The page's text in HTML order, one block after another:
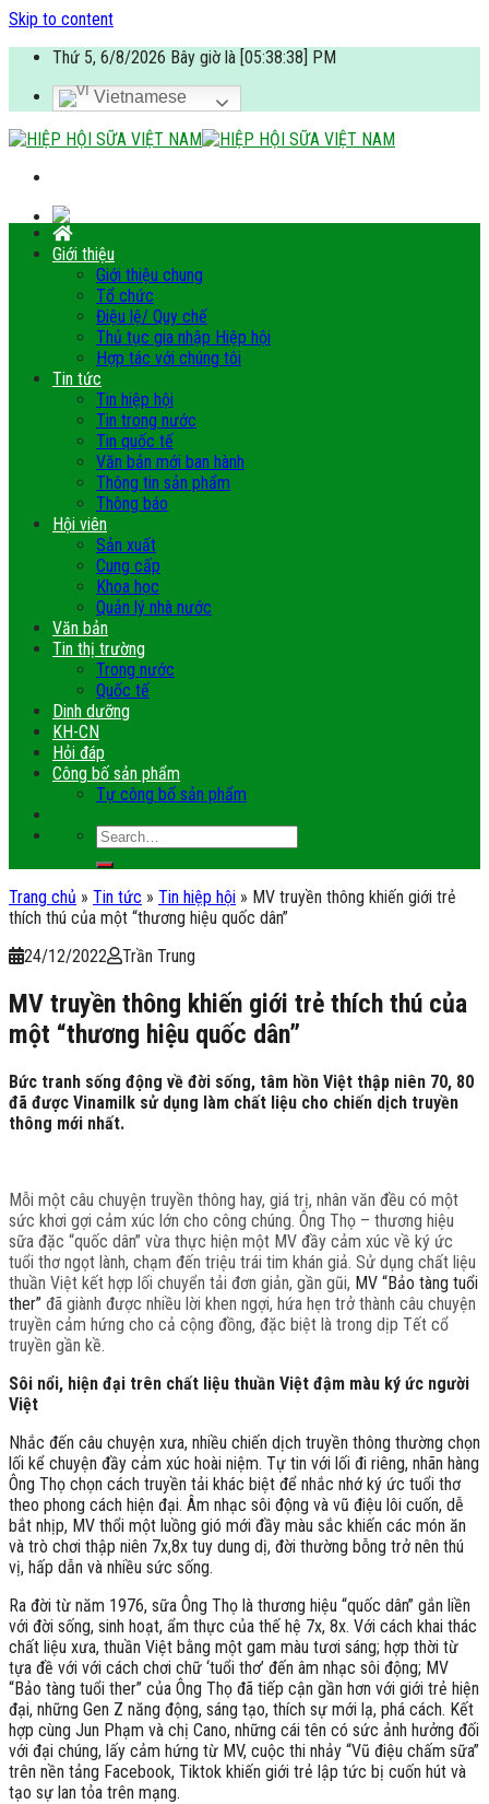
Skip to content
Thứ 5, 6/8/2026 Bây giờ là [05:38:38] PM
Vietnamese
Giới thiệu
Giới thiệu chung
Tổ chức
Điệu lệ/ Quy chế
Thủ tục gia nhập Hiệp hội
Hợp tác với chúng tôi
Tin tức
Tin hiệp hội
Tin trong nước
Tin quốc tế
Văn bản mới ban hành
Thông tin sản phẩm
Thông báo
Hội viên
Sản xuất
Cung cấp
Khoa học
Quản lý nhà nước
Văn bản
Tin thị trường
Trong nước
Quốc tế
Dinh dưỡng
KH-CN
Hỏi đáp
Công bố sản phẩm
Tự công bố sản phẩm
Trang chủ » Tin tức » Tin hiệp hội » MV truyền thông khiến giới trẻ
thích thú của một “thương hiệu quốc dân”
24/12/2022
Trần Trung
MV truyền thông khiến giới trẻ thích thú của
một “thương hiệu quốc dân”
Bức tranh sống động về đời sống, tâm hồn Việt thập niên 70, 80
đã được Vinamilk sử dụng làm chất liệu cho chiến dịch truyền
thông mới nhất.
Mỗi một câu chuyện truyền thông hay, giá trị, nhân văn đều có một
sức khơi gợi cảm xúc lớn cho công chúng. Ông Thọ – thương hiệu
sữa đặc “quốc dân” vừa thực hiện một MV đầy cảm xúc về ký ức
tuổi thơ ngọt lành, chạm đến triệu trái tim khán giả. Sử dụng chất liệu
thuần Việt kết hợp lối chuyển tải đơn giản, gần gũi, MV “Bảo tàng tuổi
ther” đã giành được nhiều lời khen ngợi, hứa hẹn trở thành câu chuyện
truyền cảm hứng cho cả cộng đồng, đặc biệt là trong dịp Tết cổ
truyền gần kề.
Sôi nổi, hiện đại trên chất liệu thuần Việt đậm màu ký ức người
Việt
Nhắc đến câu chuyện xưa, nhiều chiến dịch truyền thông thường chọn
lối kể chuyện đầy cảm xúc hoài niệm. Tự tin với lối đi riêng, nhãn hàng
Ông Thọ chọn cách truyền tải khác biệt để nhắc nhớ ký ức tuổi thơ
theo phong cách hiện đại. Âm nhạc sôi động và vũ điệu lôi cuốn, dễ
bắt nhịp, MV thổi một luồng gió mới đầy màu sắc khiến các món ăn
và trò chơi thập niên 7x,8x tuy dung dị, đời thường bỗng trở nên thú
vị, hấp dẫn và nhiều sức sống.
Ra đời từ năm 1976, sữa Ông Thọ là thương hiệu “quốc dân” gắn liền
với đời sống, sinh hoạt, ẩm thực của thế hệ 7x, 8x. Với cách khai thác
chất liệu xưa, thuần Việt bằng một gam màu tươi sáng; hợp thời từ
tựa đề với với cách chơi chữ ‘tuổi thơ’ đến âm nhạc sôi động; MV
“Bảo tàng tuổi ther” của Ông Thọ đã tiếp cận gần hơn với giới trẻ hiện
đại, những Gen Z năng động, sáng tạo, thích sự mới lạ, phá cách. Kết
hợp cùng Jun Phạm và chị Cano, những cái tên có sức ảnh hưởng đối
với đại chúng, lấy cảm hứng từ MV, cuộc thi nhảy “Vũ điệu chấm sữa”
trên nền tảng Facebook, Tiktok khiến giới trẻ lập tức bị cuốn hút và
tạo sự lan tỏa trên mạng.